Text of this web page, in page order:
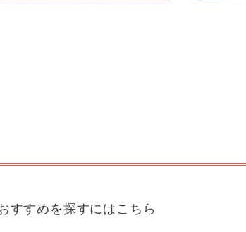
すすめを探すにはこちら